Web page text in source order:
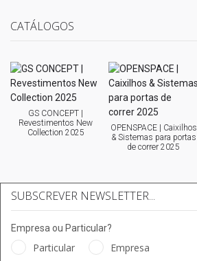
CATÁLOGOS
GS CONCEPT |
Revestimentos New
Collection 2025
OPENSPACE | Caixilhos
& Sistemas para portas
de correr 2025
SUBSCREVER NEWSLETTER...
Empresa ou Particular?
Particular Empresa